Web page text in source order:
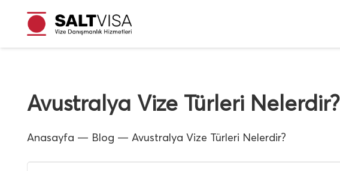
Avustralya Vize Türleri Nelerdir?
Anasayfa — Blog — Avustralya Vize Türleri Nelerdir?